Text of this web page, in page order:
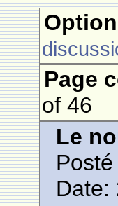
Page
of 46
Le
Date: